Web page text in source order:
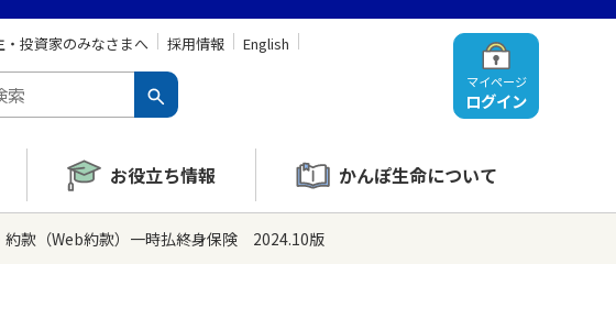
マイページ
ログイン
・投資家のみなさまへ 採用情報 English
お役立ち情報 かんぽ生命について
約款（Web約款）一時払終身保険 2024.10版